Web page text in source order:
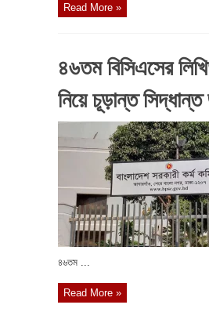
Read More »
৪৬তম বিসিএসের
নিয়ে চূড়ান্ত
৪৬তম ...
Read More »